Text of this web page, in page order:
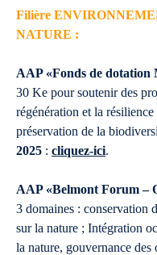
Filière
NATURE :
AAP «Fonds de dotation
30 Ke pour soutenir des
régénération et la
préservation de la
2025 : cliquez-ici.
AAP «Belmont Forum –
3 domaines : conservation
sur la nature ; Intégration
la nature, gouvernance des